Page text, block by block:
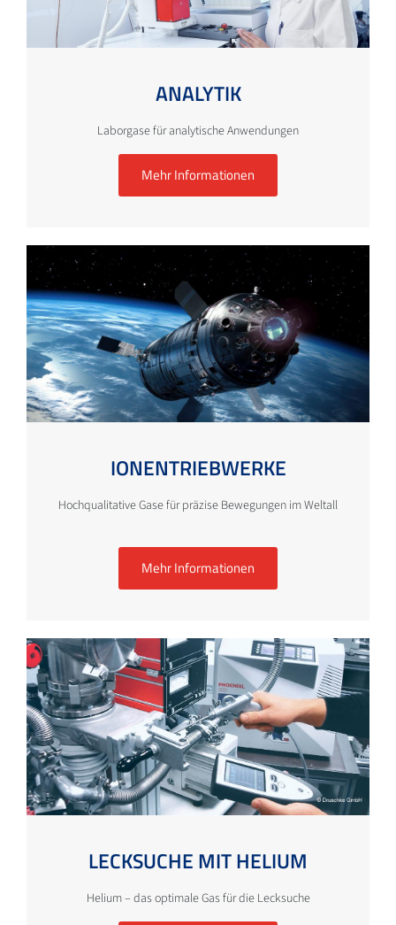
ANALYTIK
Laborgase für analytische Anwendungen
Mehr Informationen
IONENTRIEBWERKE
Hochqualitative Gase für präzise Bewegungen im Weltall
Mehr Informationen
LECKSUCHE MIT HELIUM
Helium – das optimale Gas für die Lecksuche